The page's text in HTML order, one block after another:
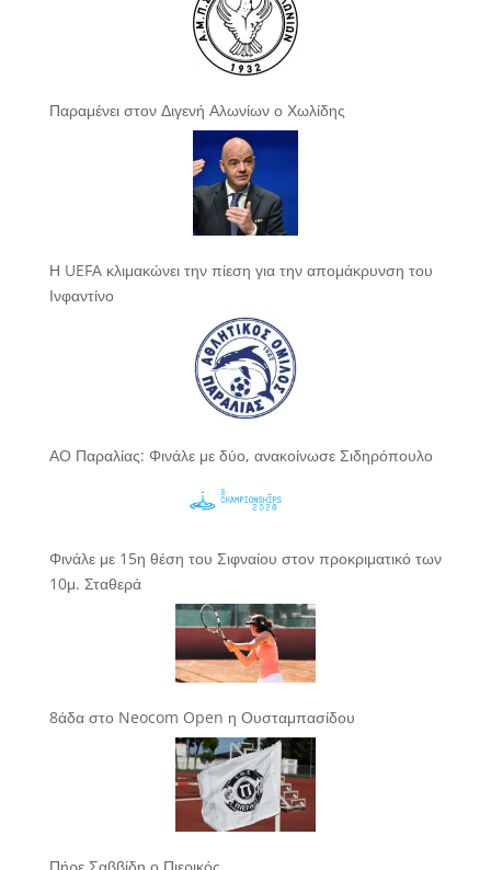
Παραμένει στον Διγενή Αλωνίων ο Χωλίδης
Η UEFA κλιμακώνει την πίεση για την απομάκρυνση του
Ινφαντίνο
ΑΟ Παραλίας: Φινάλε με δύο, ανακοίνωσε Σιδηρόπουλο
Φινάλε με 15η θέση του Σιφναίου στον προκριματικό των
10μ. Σταθερά
8άδα στο Neocom Open η Ουσταμπασίδου
Πήρε Σαββίδη ο Πιερικός